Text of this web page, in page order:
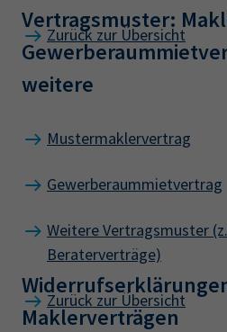
Zurück zur Übersicht
Vertragsmuster:
weitere
Mustermaklervertrag
Gewerberaummietvertrag
Weitere Vertragsmuster
Beraterverträge)
Zurück zur Übersicht
Maklerverträgen